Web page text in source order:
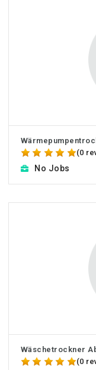
(0
No Jobs
Wäschetrockner
(0